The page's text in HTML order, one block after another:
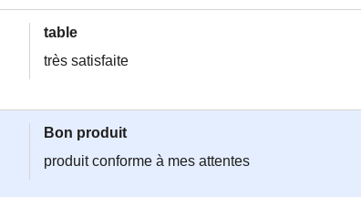
table
très satisfaite
Bon produit
produit conforme à mes attentes